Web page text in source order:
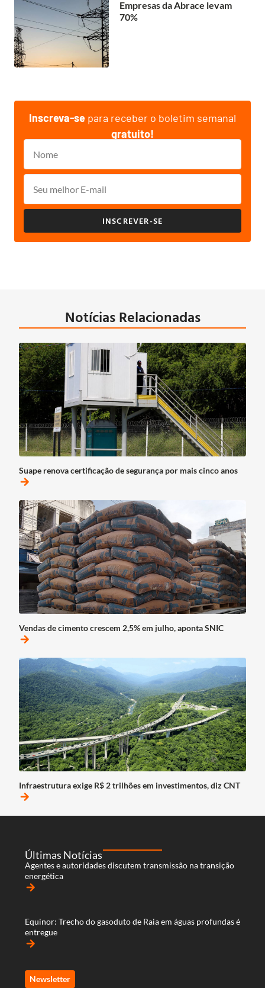
Empresas da Abrace levam
70%
Inscreva-se para receber o boletim semanal
gratuito!
INSCREVER-SE
Notícias Relacionadas
Suape renova certificação de segurança por mais cinco anos
arrow_forward
Vendas de cimento crescem 2,5% em julho, aponta SNIC
arrow_forward
Infraestrutura exige R$ 2 trilhões em investimentos, diz CNT
arrow_forward
Últimas Notícias
Agentes e autoridades discutem transmissão na transição
energética
arrow_forward
Equinor: Trecho do gasoduto de Raia em águas profundas é
entregue
arrow_forward
Newsletter